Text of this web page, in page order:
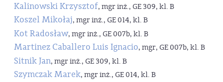
Kalinowski Krzysztof, mgr inż., GE 309, kl. B
Koszel Mikołaj, mgr inż., GE 014, kl. B
Kot Radosław, mgr inż., GE 007b, kl. B
Martinez Caballero Luis Ignacio, mgr, GE 007b, kl. B
Sitnik Jan, mgr inż., GE 309, kl. B
Szymczak Marek, mgr inż., GE 014, kl. B